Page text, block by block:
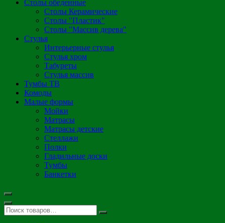
Столы обеденные
Столы Керамические
Столы "Пластик"
Столы "Массив дерева"
Стулья
Интерьерные стулья
Стулья хром
Табуреты
Стулья массив
Тумбы ТВ
Комоды
Малые формы
Мойки
Матрасы
Матрасы детские
Стеллажи
Полки
Гладильные доски
Тумбы
Банкетки